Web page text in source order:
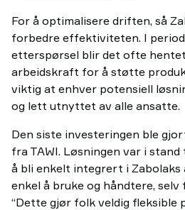
For å optimalisere driften, så
forbedre effektiviteten. I
etterspørsel blir det ofte
arbeidskraft for å støtte
viktig at enhver potensiell
og lett utnyttet av alle ansatte.
Den siste investeringen ble
fra TAWI. Løsningen var i
å bli enkelt integrert i
enkel å bruke og håndtere,
“Dette gjør folk veldig fleksible